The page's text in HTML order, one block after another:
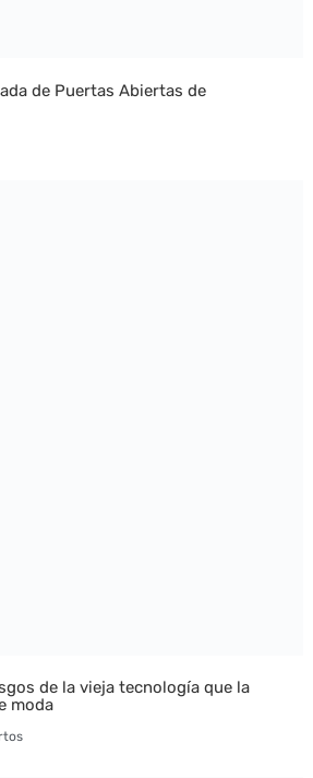
de Puertas Abiertas de
de la vieja tecnología que la
moda